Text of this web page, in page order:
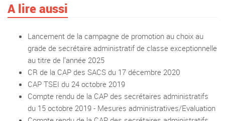
A lire aussi
Lancement de la campagne de promotion au choix au
grade de secrétaire administratif de classe exceptionnelle
au titre de l’année 2025
CR de la CAP des SACS du 17 décembre 2020
CAP TSEI du 24 octobre 2019
Compte rendu de la CAP des secrétaires administratifs
du 15 octobre 2019 - Mesures administratives/Evaluation